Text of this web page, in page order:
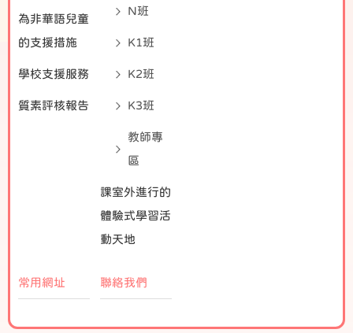
為非華語兒童
的支援措施
學校支援服務
質素評核報告
N班
K1班
K2班
K3班
教師專
區
課室外進行的
體驗式學習活
動天地
常用網址 聯絡我們